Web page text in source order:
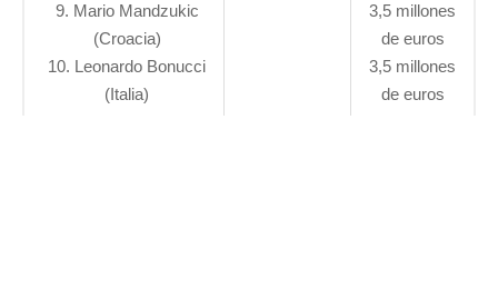
9. Mario Mandzukic
(Croacia)
10. Leonardo Bonucci
(Italia)
3,5 millones
de euros
3,5 millones
de euros